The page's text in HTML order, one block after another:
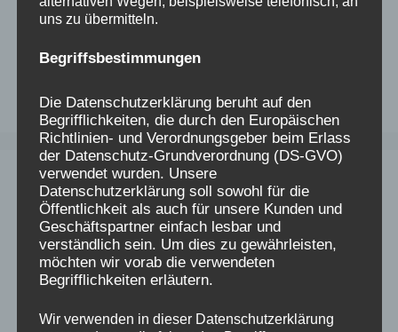
https://minnaspechtgms.freshdesk.com/support/home
Kontakt:
Minna Specht GMS Reutlingen
Carl-Diem-Straße 112
72760 Reutlingen
uns zu übermitteln.
Begriffsbestimmungen
Die Datenschutzerklärung beruht auf den
Begrifflichkeiten, die durch den Europäischen
Richtlinien- und Verordnungsgeber beim Erlass
der Datenschutz-Grundverordnung (DS-GVO)
verwendet wurden. Unsere
Datenschutzerklärung soll sowohl für die
Öffentlichkeit als auch für unsere Kunden und
Geschäftspartner einfach lesbar und
verständlich sein. Um dies zu gewährleisten,
möchten wir vorab die verwendeten
Begrifflichkeiten erläutern.
Wir verwenden in dieser Datenschutzerklärung